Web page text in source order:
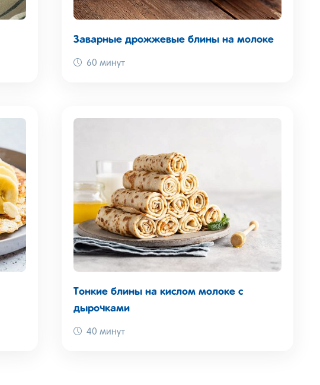
Заварные дрожжевые блины на молоке
60 минут
Тонкие блины на кислом молоке с
дырочками
40 минут